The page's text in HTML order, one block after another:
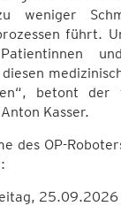
weniger
führt.
betont der
Kasser.
des OP-
25.09.2026